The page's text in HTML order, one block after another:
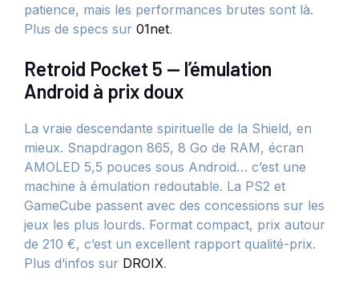
patience, mais les performances brutes sont là.
Plus de specs sur 01net.
Retroid Pocket 5 — l’émulation
Android à prix doux
La vraie descendante spirituelle de la Shield, en
mieux. Snapdragon 865, 8 Go de RAM, écran
AMOLED 5,5 pouces sous Android… c’est une
machine à émulation redoutable. La PS2 et
GameCube passent avec des concessions sur les
jeux les plus lourds. Format compact, prix autour
de 210 €, c’est un excellent rapport qualité-prix.
Plus d’infos sur DROIX.